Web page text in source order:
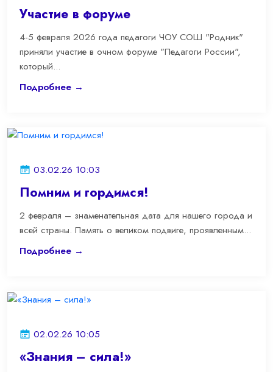
Участие в форуме
4-5 февраля 2026 года педагоги ЧОУ СОШ "Родник"
приняли участие в очном форуме "Педагоги России",
который...
Подробнее →
03.02.26 10:03
Помним и гордимся!
2 февраля – знаменательная дата для нашего города и
всей страны. Память о великом подвиге, проявленным...
Подробнее →
02.02.26 10:05
«Знания – сила!»